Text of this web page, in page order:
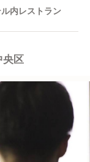
内レストラン
央区